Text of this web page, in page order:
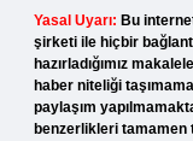
Yasal Uyarı: Bu
şirketi ile hiçbir
hazırladığımız
haber niteliği
paylaşım
benzerlikleri